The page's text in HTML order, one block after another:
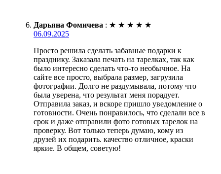
Дарьяна Фомичева : ★ ★ ★ ★ ★
06.09.2025
Просто решила сделать забавные подарки к
празднику. Заказала печать на тарелках, так как
было интересно сделать что-то необычное. На
сайте все просто, выбрала размер, загрузила
фотографии. Долго не раздумывала, потому что
была уверена, что результат меня порадует.
Отправила заказ, и вскоре пришло уведомление о
готовности. Очень понравилось, что сделали все в
срок и даже отправили фото готовых тарелок на
проверку. Вот только теперь думаю, кому из
друзей их подарить. качество отличное, краски
яркие. В общем, советую!